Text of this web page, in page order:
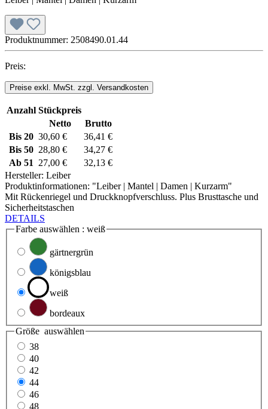
Produktnummer: 2508490.01.44
Preis:
Preise exkl. MwSt. zzgl. Versandkosten
Anzahl Stückpreis
Netto
Brutto
Bis 20 30,60 €
36,41 €
Bis 50 28,80 €
34,27 €
Ab 51 27,00 €
32,13 €
Hersteller: Leiber
Produktinformationen: "Leiber | Mantel | Damen | Kurzarm"
Mit Rückenriegel und Druckknopfverschluss. Plus Brusttasche und
Sicherheitstaschen
DETAILS
Farbe auswählen : weiß
gärtnergrün
königsblau
weiß
bordeaux
Größe auswählen
38
40
42
44
46
48